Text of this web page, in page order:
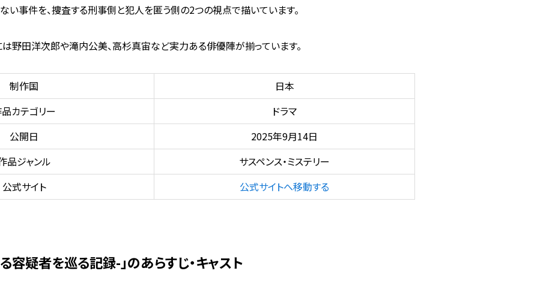
い事件を、捜査する刑事側と犯人を匿う側の2つの視点で描いています。
野田洋次郎や滝内公美、高杉真宙など実力ある俳優陣が揃っています。
制作国
日本
カテゴリー
ドラマ
公開日
2025年9月14日
品ジャンル
サスペンス・ミステリー
公式サイト
公式サイトへ移動する
容疑者を巡る記録-」のあらすじ・キャスト